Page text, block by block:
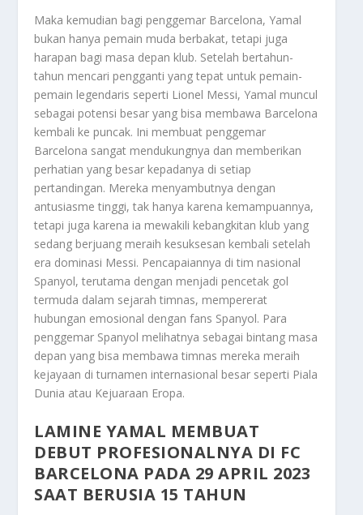
Maka kemudian bagi penggemar Barcelona, Yamal
bukan hanya pemain muda berbakat, tetapi juga
harapan bagi masa depan klub. Setelah bertahun-
tahun mencari pengganti yang tepat untuk pemain-
pemain legendaris seperti Lionel Messi, Yamal muncul
sebagai potensi besar yang bisa membawa Barcelona
kembali ke puncak. Ini membuat penggemar
Barcelona sangat mendukungnya dan memberikan
perhatian yang besar kepadanya di setiap
pertandingan. Mereka menyambutnya dengan
antusiasme tinggi, tak hanya karena kemampuannya,
tetapi juga karena ia mewakili kebangkitan klub yang
sedang berjuang meraih kesuksesan kembali setelah
era dominasi Messi. Pencapaiannya di tim nasional
Spanyol, terutama dengan menjadi pencetak gol
termuda dalam sejarah timnas, mempererat
hubungan emosional dengan fans Spanyol. Para
penggemar Spanyol melihatnya sebagai bintang masa
depan yang bisa membawa timnas mereka meraih
kejayaan di turnamen internasional besar seperti Piala
Dunia atau Kejuaraan Eropa.
LAMINE YAMAL MEMBUAT
DEBUT PROFESIONALNYA DI FC
BARCELONA PADA 29 APRIL 2023
SAAT BERUSIA 15 TAHUN